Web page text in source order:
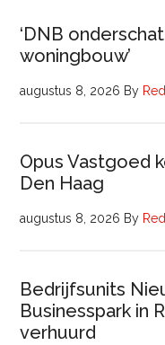
‘DNB
woningbouw’
augustus 8, 2026 By
Opus Vastgoed
Den Haag
augustus 8, 2026 By
Bedrijfsunits
Businesspark in
verhuurd